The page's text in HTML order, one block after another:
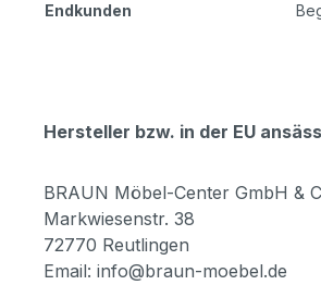
Endkunden
Hersteller bzw. in der EU
BRAUN Möbel-Center GmbH &
Markwiesenstr. 38
72770 Reutlingen
Email: info@braun-moebel.de